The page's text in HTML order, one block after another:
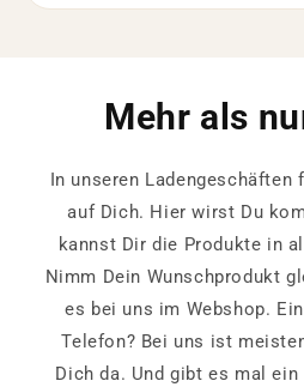
Mehr als
In unseren Ladengeschäften
auf Dich. Hier wirst Du
kannst Dir die Produkte in
Nimm Dein Wunschprodukt
es bei uns im Webshop.
Telefon? Bei uns ist
Dich da. Und gibt es mal